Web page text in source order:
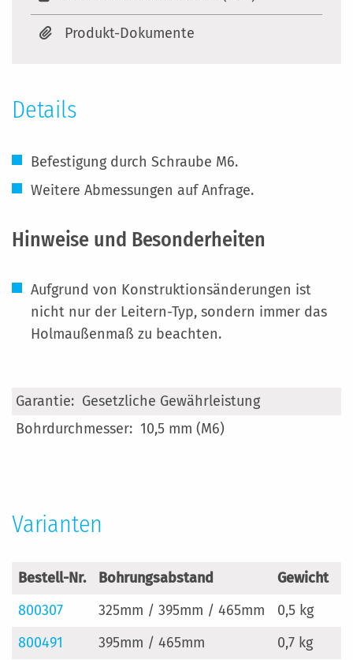
Produkt-Dokumente
Details
Befestigung durch Schraube M6.
Weitere Abmessungen auf Anfrage.
Hinweise und Besonderheiten
Aufgrund von Konstruktionsänderungen ist
nicht nur der Leitern-Typ, sondern immer das
Holmaußenmaß zu beachten.
Mehr
Informationen
Gesetzliche Gewährleistung
10,5 mm (M6)
Varianten
Bestell-Nr. Bohrungsabstand Gewicht
800307
325mm / 395mm / 465mm 0,5 kg
800491
395mm / 465mm 0,7 kg